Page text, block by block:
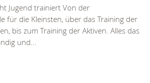
Jugend trainiert Von der
für die Kleinsten, über das Training der
bis zum Training der Aktiven. Alles das
und...